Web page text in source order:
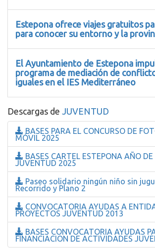
Estepona ofrece viajes gratuitos
para conocer su entorno y la
El Ayuntamiento de Estepona
programa de mediación de
iguales en el IES Mediterráneo
Descargas de JUVENTUD
BASES PARA EL CONCURSO DE
MÓVIL 2025
BASES CARTEL ESTEPONA AÑO DE
JUVENTUD 2025
Paseo solidario ningún niño sin
Recorrido y Plano 2
CONVOCATORIA AYUDAS A
PROYECTOS JUVENTUD 2013
BASES CONVOCATORIA AYUDAS
FINANCIACION DE ACTIVIDADES